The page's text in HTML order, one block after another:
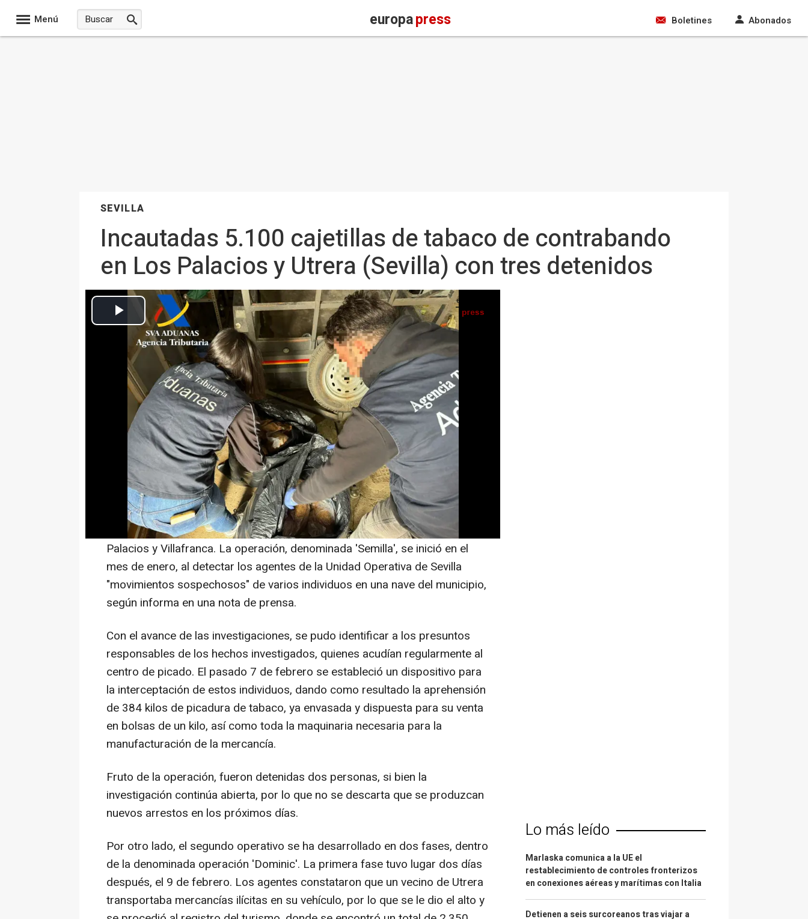
Menú europapress Boletines Abonados
SEVILLA
Incautadas 5.100 cajetillas de tabaco de contrabando
en Los Palacios y Utrera (Sevilla) con tres detenidos
Agentes intervienen unas 5.100 cajetillas de tabaco de contrabando en dos operaciones en Los Palacios y Utrera. - GOBIERNO DE ESPAÑA
Europa Press Andalucía
Actualizado: lunes, 19 febrero 2024 11:29 Abrir opciones para compartir
IA Seguir en
SEVILLA, 19 Feb. (EUROPA PRESS) -
El Servicio de Vigilancia Aduanera de la Agencia Tributaria ha realizado dos
operaciones consecutivas en la provincia de Sevilla en las que se han
intervenido 419 kilos de picadura y 5.170 cajetillas de tabaco de
contrabando, con un balance de tres detenidos por su presunta
participación en los hechos.
La primera de las operaciones consistió en el desmantelamiento de un
centro clandestino de picadura de tabaco en la localidad sevillana de Los
Palacios y Villafranca. La operación, denominada 'Semilla', se inició en el
mes de enero, al detectar los agentes de la Unidad Operativa de Sevilla
"movimientos sospechosos" de varios individuos en una nave del municipio,
según informa en una nota de prensa.
Con el avance de las investigaciones, se pudo identificar a los presuntos
responsables de los hechos investigados, quienes acudían regularmente al
centro de picado. El pasado 7 de febrero se estableció un dispositivo para
la interceptación de estos individuos, dando como resultado la aprehensión
de 384 kilos de picadura de tabaco, ya envasada y dispuesta para su venta
en bolsas de un kilo, así como toda la maquinaria necesaria para la
manufacturación de la mercancía.
Fruto de la operación, fueron detenidas dos personas, si bien la
investigación continúa abierta, por lo que no se descarta que se produzcan
nuevos arrestos en los próximos días.
Por otro lado, el segundo operativo se ha desarrollado en dos fases, dentro
de la denominada operación 'Dominic'. La primera fase tuvo lugar dos días
después, el 9 de febrero. Los agentes constataron que un vecino de Utrera
transportaba mercancías ilícitas en su vehículo, por lo que se le dio el alto y
Lo más leído
Marlaska comunica a la UE el
restablecimiento de controles fronterizos
en conexiones aéreas y marítimas con Italia
Detienen a seis surcoreanos tras viajar a